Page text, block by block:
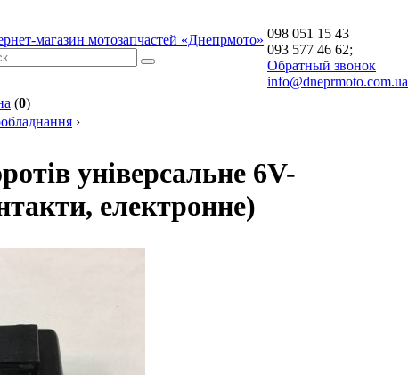
магазин мотозапчастей «Днепрмото» 098 051 15 43
093 577 46 62;
Обратный звонок
info@dneprmoto.com.ua
(0)
›
універсальне 6V-
електронне)